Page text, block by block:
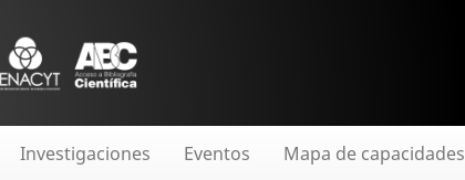
Investigaciones Eventos Mapa de capacidades